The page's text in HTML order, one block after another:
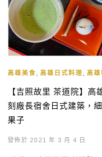
高雄美食 高雄日式料理 高雄
【吉照故里 茶道院】高
刻廠長宿舍日式建築，
果子
發佈於 2021 年 3 月 4 日